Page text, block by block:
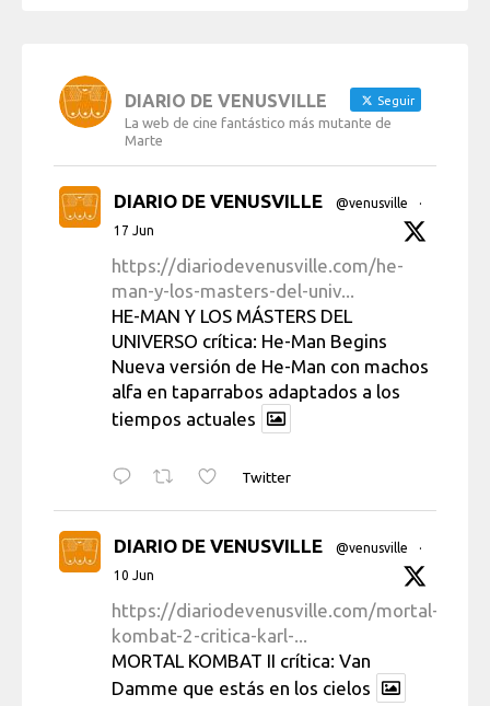
DIARIO DE VENUSVILLE Seguir
La web de cine fantástico más mutante de
Marte
DIARIO DE VENUSVILLE @venusville
·
17 Jun
https://diariodevenusville.com/he-
man-y-los-masters-del-univ...
HE-MAN Y LOS MÁSTERS DEL
UNIVERSO crítica: He-Man Begins
Nueva versión de He-Man con machos
alfa en taparrabos adaptados a los
tiempos actuales
Twitter
DIARIO DE VENUSVILLE @venusville
·
10 Jun
https://diariodevenusville.com/mortal-
kombat-2-critica-karl-...
MORTAL KOMBAT II crítica: Van
Damme que estás en los cielos